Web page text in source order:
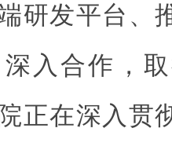
研发平台、
入合作，
正在深入贯